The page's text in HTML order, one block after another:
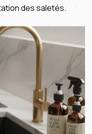
des saletés.